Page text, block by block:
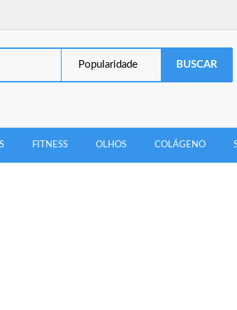
Popularidade
FITNESS OLHOS COLÁGENO